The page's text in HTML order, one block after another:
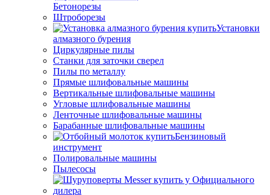
Бетонорезы
Штроборезы
Установки
алмазного бурения
Циркулярные пилы
Станки для заточки сверел
Пилы по металлу
Прямые шлифовальные машины
Вертикальные шлифовальные машины
Угловые шлифовальные машины
Ленточные шлифовальные машины
Барабанные шлифовальные машины
Бензиновый
инструмент
Полировальные машины
Пылесосы